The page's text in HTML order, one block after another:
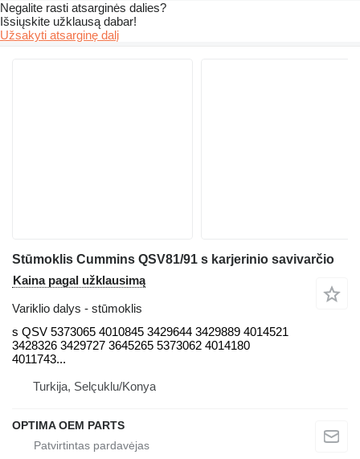
Negalite rasti atsarginės dalies?
Išsiųskite užklausą dabar!
Užsakyti atsarginę dalį
Stūmoklis Cummins QSV81/91 s karjerinio savivarčio
Kaina pagal užklausimą
Variklio dalys - stūmoklis
s QSV 5373065 4010845 3429644 3429889 4014521
3428326 3429727 3645265 5373062 4014180
4011743...
Turkija, Selçuklu/Konya
OPTIMA OEM PARTS